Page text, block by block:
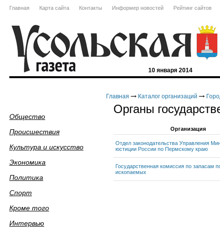
Главная Карта сайта Контакты Информер новостей Рейтинг сайтов
10 января 2014
Общество
Происшествия
Культура и искусство
Экономика
Политика
Спорт
Кроме того
Интервью
Главная Каталог организаций
Органы
Организация
Отдел законодательства Управления
юстиции России по Пермскому краю
Государственная комиссия по запасам
ископаемых